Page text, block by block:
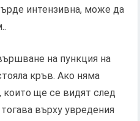
интензивна, може да
на пункция на
кръв. Ако няма
които ще се видят след
върху увредения